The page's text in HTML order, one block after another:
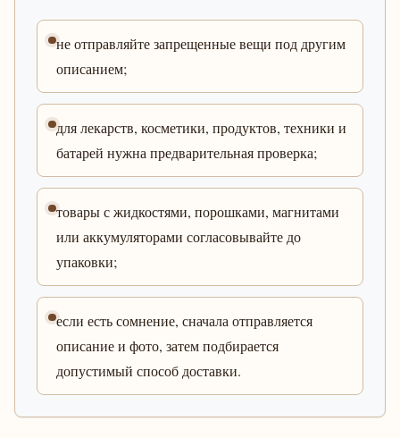
не отправляйте запрещенные вещи под другим
описанием;
для лекарств, косметики, продуктов, техники и
батарей нужна предварительная проверка;
товары с жидкостями, порошками, магнитами
или аккумуляторами согласовывайте до
упаковки;
если есть сомнение, сначала отправляется
описание и фото, затем подбирается
допустимый способ доставки.